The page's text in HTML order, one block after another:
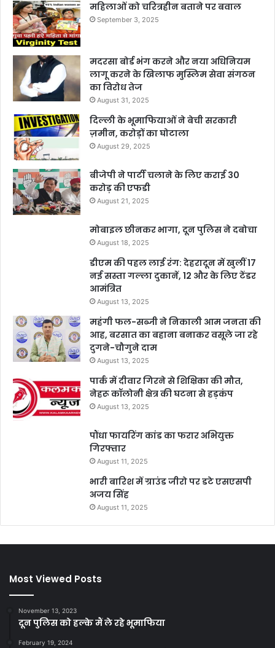
महिलाओं को चरित्रहीन बताने पर बवाल
September 3, 2025
मदरसा बोर्ड भंग करने और नया अधिनियम
लागू करने के खिलाफ मुस्लिम सेवा संगठन
का विरोध तेज
August 31, 2025
दिल्ली के भूमाफियाओं ने बेची सरकारी
ज़मीन, करोड़ों का घोटाला
August 29, 2025
बीजेपी ने पार्टी चलाने के लिए कराई 30
करोड़ की एफडी
August 21, 2025
मोबाइल छीनकर भागा, दून पुलिस ने दबोचा
August 18, 2025
डीएम की पहल लाई रंग: देहरादून में खुलीं 17
नई सस्ता गल्ला दुकानें, 12 और के लिए टेंडर
आमंत्रित
August 13, 2025
महंगी फल-सब्जी ने निकाली आम जनता की
आह, बरसात का बहाना बनाकर वसूले जा रहे
दुगने-चौगुने दाम
August 13, 2025
पार्क में दीवार गिरने से शिक्षिका की मौत,
नेहरू कॉलोनी क्षेत्र की घटना से हड़कंप
August 13, 2025
पौंधा फायरिंग कांड का फरार अभियुक्त
गिरफ्तार
August 11, 2025
भारी बारिश में ग्राउंड जीरो पर डटे एसएसपी
अजय सिंह
August 11, 2025
Most Viewed Posts
November 13, 2023
दून पुलिस को हल्के मैं ले रहे भूमाफिया
February 19, 2024